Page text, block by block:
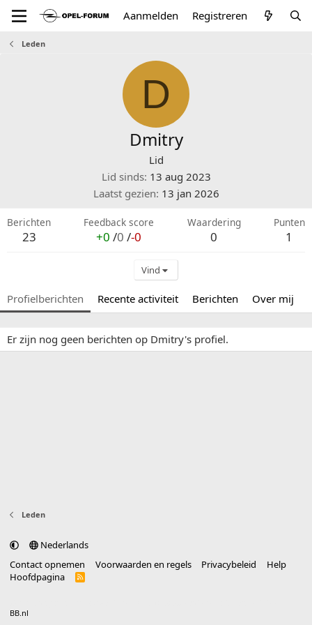
Aanmelden Registreren
Leden
D
Dmitry
Lid
Lid sinds 13 aug 2023
Laatst gezien 13 jan 2026
Berichten
23
Feedback score
+0 /0 /-0
Waardering
0
Punten
1
Vind
Profielberichten Recente activiteit Berichten Over mij
Er zijn nog geen berichten op Dmitry's profiel.
Leden
Nederlands
Contact opnemen
Voorwaarden en regels Privacybeleid
Help
Hoofdpagina
R
BB.nl